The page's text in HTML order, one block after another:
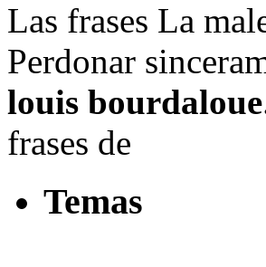
Las frases La
Perdonar
louis bourdaloue
frases de
Temas